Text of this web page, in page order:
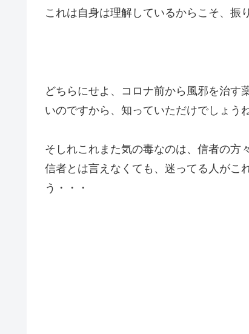
これは自身は理解しているからこそ、振
どちらにせよ、コロナ前から風邪を治す
いのですから、知っていただけでしょうね
そしれこれまた気の毒なのは、信者の方々
信者とは言えなくても、迷ってる人がこ
う・・・